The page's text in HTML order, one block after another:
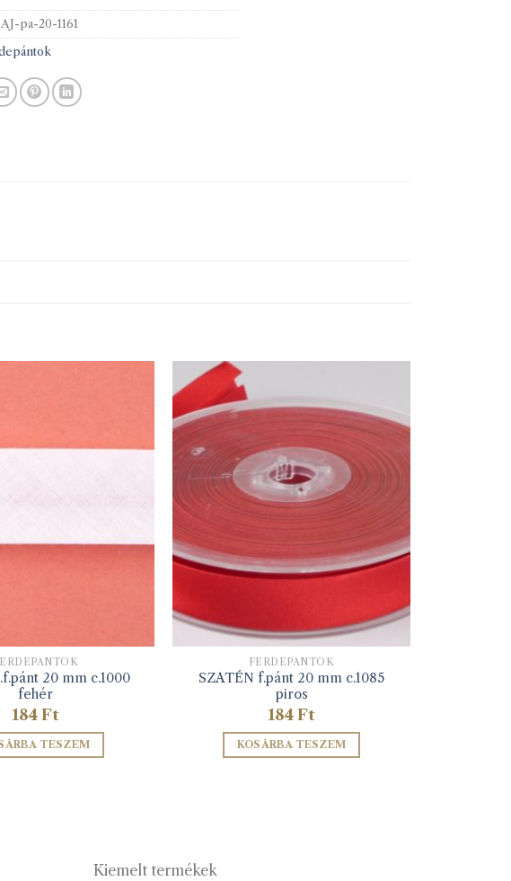
pa-20-1161
20 mm c.1000
fehér
184Ft
TESZEM
FERDEPÁNTOK
SZATÉN f.pánt 20 mm c.1085
piros
184Ft
KOSÁRBA TESZEM
Kiemelt termékek